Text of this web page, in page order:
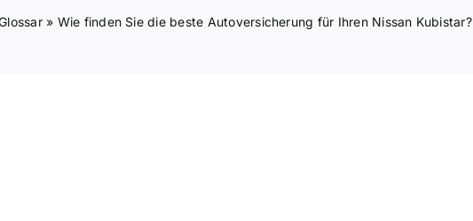
» Wie finden Sie die beste Autoversicherung für Ihren Nissan Kubistar?